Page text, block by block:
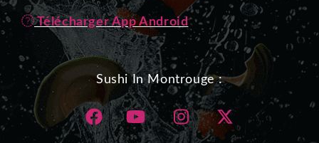
Télécharger App Android
Sushi In Montrouge :